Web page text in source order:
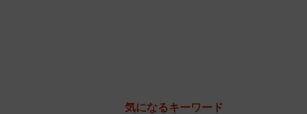
気になるキーワード